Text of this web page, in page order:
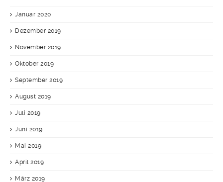
Januar 2020
Dezember 2019
November 2019
Oktober 2019
September 2019
August 2019
Juli 2019
Juni 2019
Mai 2019
April 2019
März 2019